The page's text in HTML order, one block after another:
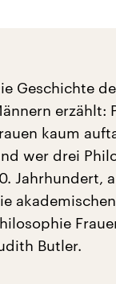
Geschichte
erzählt:
kaum
wer drei
Jahrhundert,
Butler.